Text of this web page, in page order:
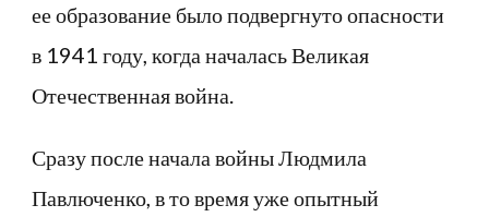
ее образование было подвергнуто опасности
в 1941 году, когда началась Великая
Отечественная война.
Сразу после начала войны Людмила
Павлюченко, в то время уже опытный